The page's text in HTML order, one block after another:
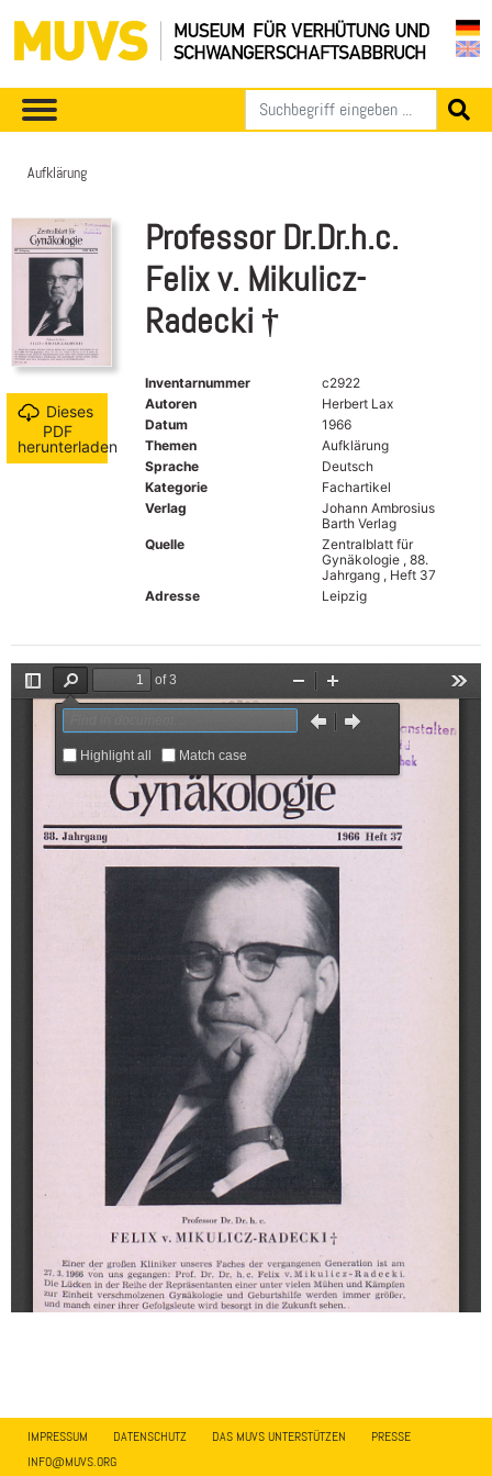
Aufklärung
Dieses
PDF
herunterladen
Professor Dr.Dr.h.c.
Felix v. Mikulicz-
Radecki †
Inventarnummer
c2922
Autoren
Herbert Lax
Datum
1966
Themen
Aufklärung
Sprache
Deutsch
Kategorie
Fachartikel
Verlag
Johann Ambrosius
Barth Verlag
Quelle
Zentralblatt für
Gynäkologie , 88.
Jahrgang , Heft 37
Adresse
Leipzig
IMPRESSUM DATENSCHUTZ DAS MUVS UNTERSTÜTZEN
PRESSE
INFO@MUVS.ORG